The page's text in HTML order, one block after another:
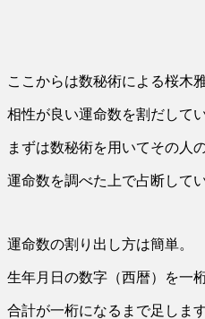
ここからは数秘術による桜木
相性が良い運命数を割だして
まずは数秘術を用いてその人
運命数を調べた上で占断して
運命数の割り出し方は簡単。
生年月日の数字（西暦）を一
合計が一桁になるまで足します